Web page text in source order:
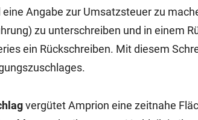
Angabe zur Umsatzsteuer zu
zu unterschreiben und in einem
ein Rückschreiben. Mit diesem
vergütet Amprion eine zeitnahe